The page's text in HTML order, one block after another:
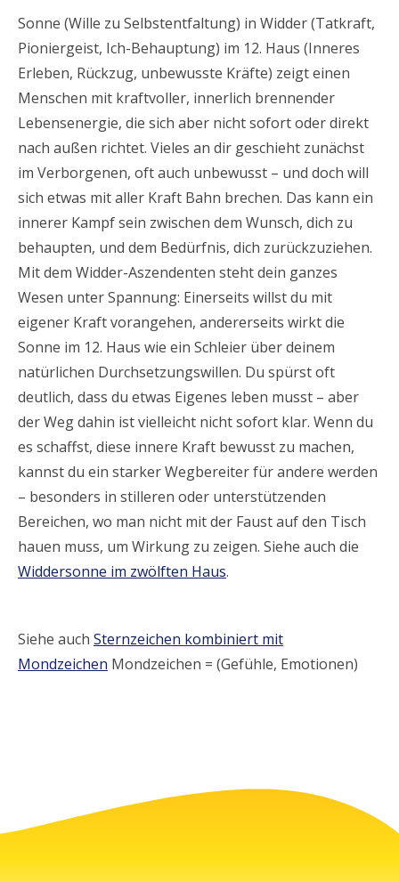
Sonne (Wille zu Selbstentfaltung) in Widder (Tatkraft,
Pioniergeist, Ich-Behauptung) im 12. Haus (Inneres
Erleben, Rückzug, unbewusste Kräfte) zeigt einen
Menschen mit kraftvoller, innerlich brennender
Lebensenergie, die sich aber nicht sofort oder direkt
nach außen richtet. Vieles an dir geschieht zunächst
im Verborgenen, oft auch unbewusst – und doch will
sich etwas mit aller Kraft Bahn brechen. Das kann ein
innerer Kampf sein zwischen dem Wunsch, dich zu
behaupten, und dem Bedürfnis, dich zurückzuziehen.
Mit dem Widder-Aszendenten steht dein ganzes
Wesen unter Spannung: Einerseits willst du mit
eigener Kraft vorangehen, andererseits wirkt die
Sonne im 12. Haus wie ein Schleier über deinem
natürlichen Durchsetzungswillen. Du spürst oft
deutlich, dass du etwas Eigenes leben musst – aber
der Weg dahin ist vielleicht nicht sofort klar. Wenn du
es schaffst, diese innere Kraft bewusst zu machen,
kannst du ein starker Wegbereiter für andere werden
– besonders in stilleren oder unterstützenden
Bereichen, wo man nicht mit der Faust auf den Tisch
hauen muss, um Wirkung zu zeigen. Siehe auch die
Widdersonne im zwölften Haus.
Siehe auch Sternzeichen kombiniert mit
Mondzeichen Mondzeichen = (Gefühle, Emotionen)